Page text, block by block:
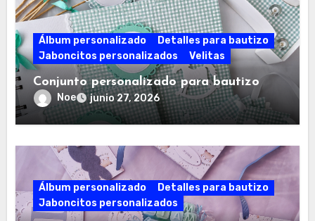
Álbum personalizado
Detalles para bautizo
Jaboncitos personalizados
Velitas
Conjunto personalizado para bautizo
Noe junio 27, 2026
Álbum personalizado
Detalles para bautizo
Jaboncitos personalizados